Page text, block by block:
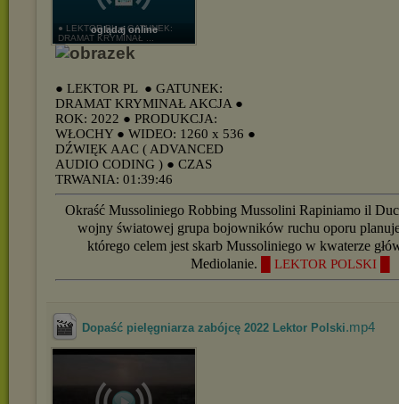
oglądaj online
● LEKTOR PL ● GATUNEK:
DRAMAT KRYMINAŁ ...
● LEKTOR PL ● GATUNEK:
DRAMAT KRYMINAŁ AKCJA ●
ROK: 2022 ● PRODUKCJA:
WŁOCHY ● WIDEO: 1260 x 536 ●
DŹWIĘK AAC ( ADVANCED
AUDIO CODING ) ● CZAS
TRWANIA: 01:39:46
Okraść Mussoliniego Robbing Mussolini Rapiniamo il
wojny światowej grupa bojowników ruchu oporu
którego celem jest skarb Mussoliniego w kwaterze
Mediolanie.
█ LEKTOR POLSKI █
Dopaść pielęgniarza zabójcę 2022 Lektor Polski.mp4